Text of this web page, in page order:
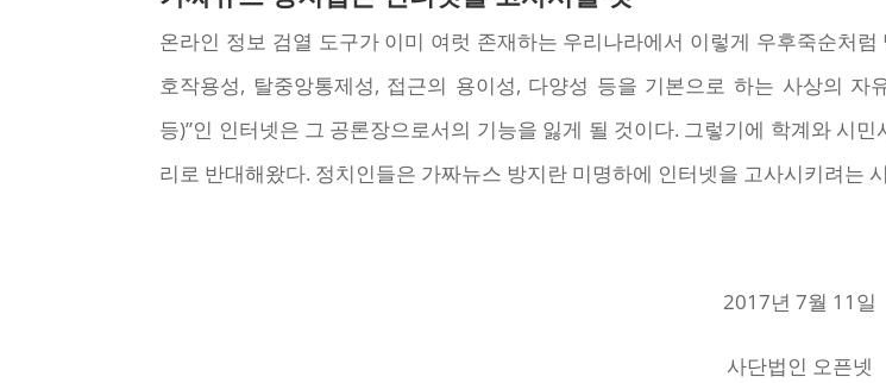
온라인 정보 검열 도구가 이미 여럿 존재하는 우리나라에서 이렇게 우후죽순처
호작용성, 탈중앙통제성, 접근의 용이성, 다양성 등을 기본으로 하는 사상의
등)”인 인터넷은 그 공론장으로서의 기능을 잃게 될 것이다. 그렇기에 학계와 시
리로 반대해왔다. 정치인들은 가짜뉴스 방지란 미명하에 인터넷을 고사시키려는
2017년 7월 11일
사단법인 오픈넷